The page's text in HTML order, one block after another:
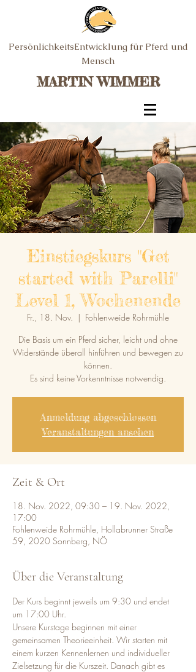
PersönlichkeitsEntwicklung für Pferd und
Mensch
MARTIN WIMMER
Einstiegskurs "Get
started with Parelli"
Level 1, Wochenende
Fr., 18. Nov.
  |
Fohlenweide Rohrmühle
Die Basis um ein Pferd sicher, leicht und ohne
Widerstände überall hinführen und bewegen zu
können.
Es sind keine Vorkenntnisse notwendig.
Anmeldung abgeschlossen
Veranstaltungen ansehen
Zeit & Ort
18. Nov. 2022, 09:30 – 19. Nov. 2022,
17:00
Fohlenweide Rohrmühle, Hollabrunner Straße
59, 2020 Sonnberg, NÖ
Über die Veranstaltung
Der Kurs beginnt jeweils um 9:30 und endet
um 17:00 Uhr.
Unsere Kurstage beginnen mit einer
gemeinsamen Theorieeinheit. Wir starten mit
einem kurzen Kennenlernen und individueller
Zielsetzung für die Kurszeit. Danach gibt es